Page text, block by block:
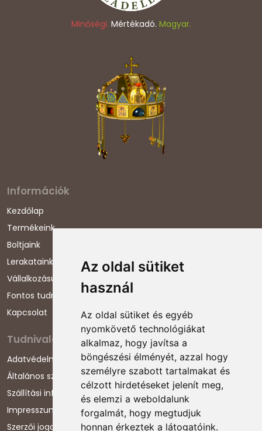
Az oldal sütiket
használ
Az oldal sütiket és egyéb
nyomkövető technológiákat
alkalmaz, hogy javítsa a
böngészési élményét, azzal hogy
személyre szabott tartalmakat és
célzott hirdetéseket jelenít meg,
és elemzi a weboldalunk
forgalmát, hogy megtudjuk
honnan érkeztek a látogatóink.
Minőségi. Mértékadó. Magyar.
Információk
Kezdőlap
Termékeink
Boltjaink
Lerakataink
Vállalkozásunkról
Fontos tudnivalók
Kapcsolat
Tudnivalók
Adatvédelmi nyilatkozat
Általános szerződési feltételek
Szállítási információk
Impresszum
Szerzői jogok